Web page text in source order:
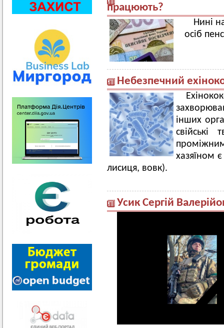
працюють?
Нині
осіб
Небезпечний
інших
свійські
хазяїном
лисиця, вовк).
Усик Сергій